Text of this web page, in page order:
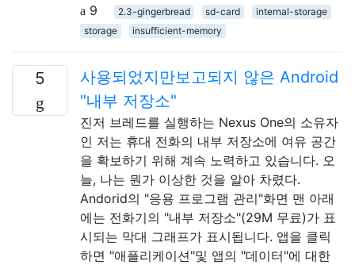
9
2.3-gingerbread sd-card
internal-storage
storage
insufficient-memory
5
사용되었지만보고되지 않은 Android
"내부 저장소"
진저 브레드를 실행하는 Nexus One의 소유자
인 저는 휴대 전화의 내부 저장소에 여유 공간
을 확보하기 위해 계속 노력하고 있습니다. 오
늘, 나는 뭔가 이상한 것을 알아 차렸다.
Andorid의 "응용 프로그램 관리"화면 맨 아래
에는 전화기의 "내부 저장소"(29M 무료)가 표
시되는 막대 그래프가 표시됩니다. 앱을 클릭
하면 "애플리케이션"및 앱의 "데이터"에 대한